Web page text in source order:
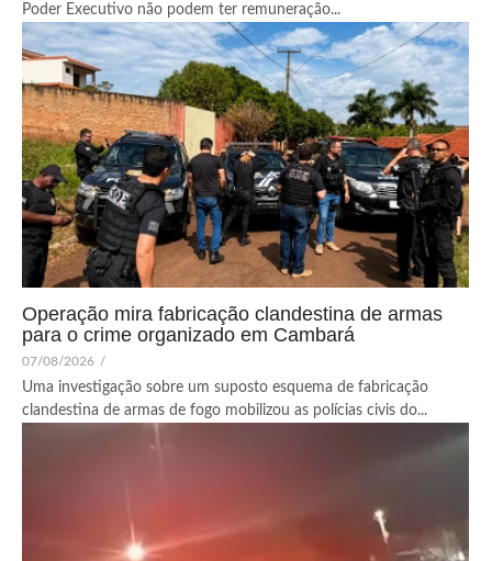
Poder Executivo não podem ter remuneração...
Operação mira fabricação clandestina de armas
para o crime organizado em Cambará
07/08/2026 /
Uma investigação sobre um suposto esquema de fabricação
clandestina de armas de fogo mobilizou as polícias civis do...